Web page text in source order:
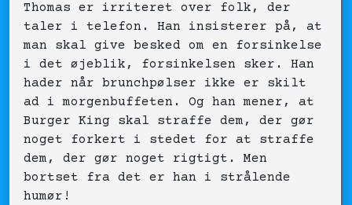
Thomas er irriteret over folk, der
taler i telefon. Han insisterer på, at
man skal give besked om en forsinkelse
i det øjeblik, forsinkelsen sker. Han
hader når brunchpølser ikke er skilt
ad i morgenbuffeten. Og han mener, at
Burger King skal straffe dem, der gør
noget forkert i stedet for at straffe
dem, der gør noget rigtigt. Men
bortset fra det er han i strålende
humør!